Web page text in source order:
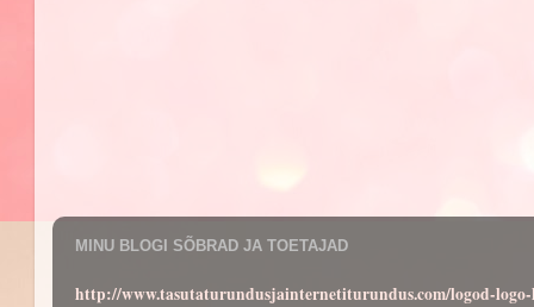
MINU BLOGI SÕBRAD JA TOETAJAD
http://www.tasutaturundusjainternetiturundus.com/logod-